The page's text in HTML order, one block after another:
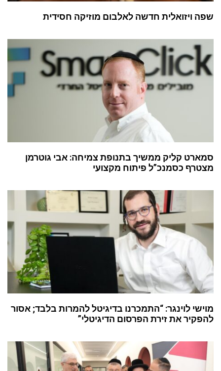
שפה ויזואלית חדשה לאלבום מוזיקה חסידית
סמארט קליק ממשיך בתנופת צמיחה: אבי גוטרמן
מצטרף כסמנכ”ל פיתוח מקצועי
מוישי לוינגר: “התמכרנו בדיגיטל להמרות בלבד; אסור
להפקיר את זירת הפרסום הדיגיטלי”